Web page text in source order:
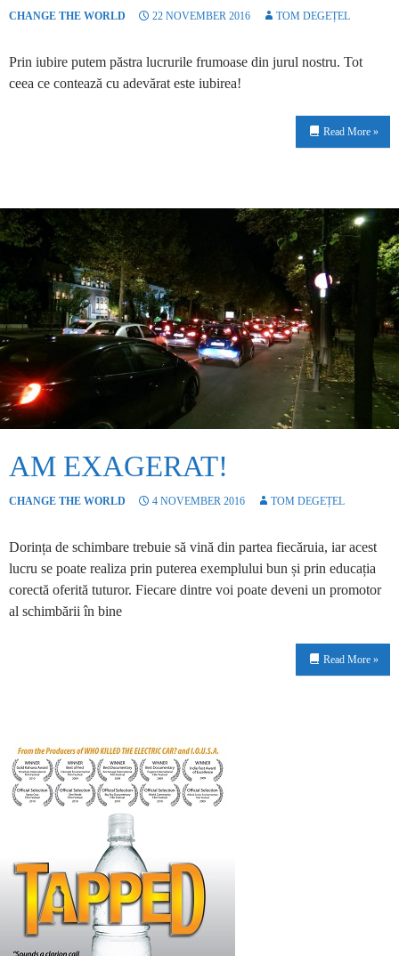
CHANGE THE WORLD 22 NOVEMBER 2016 TOM DEGEȚEL
Prin iubire putem păstra lucrurile frumoase din jurul nostru. Tot
ceea ce contează cu adevărat este iubirea!
Read More »
AM EXAGERAT!
CHANGE THE WORLD 4 NOVEMBER 2016 TOM DEGEȚEL
Dorința de schimbare trebuie să vină din partea fiecăruia, iar acest
lucru se poate realiza prin puterea exemplului bun și prin educația
corectă oferită tuturor. Fiecare dintre voi poate deveni un promotor
al schimbării în bine
Read More »